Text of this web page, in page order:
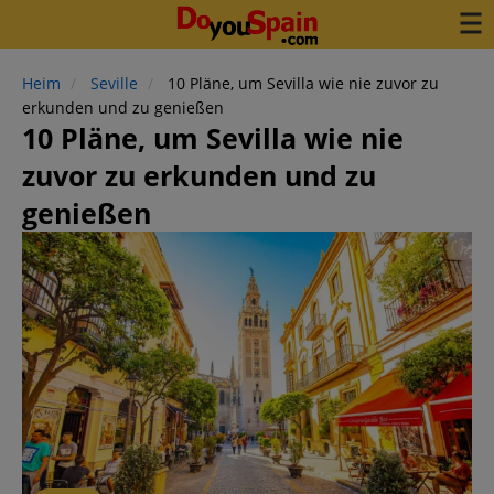
Heim Seville
10 Pläne, um Sevilla wie nie zuvor zu
erkunden und zu genießen
10 Pläne, um Sevilla wie nie
zuvor zu erkunden und zu
genießen